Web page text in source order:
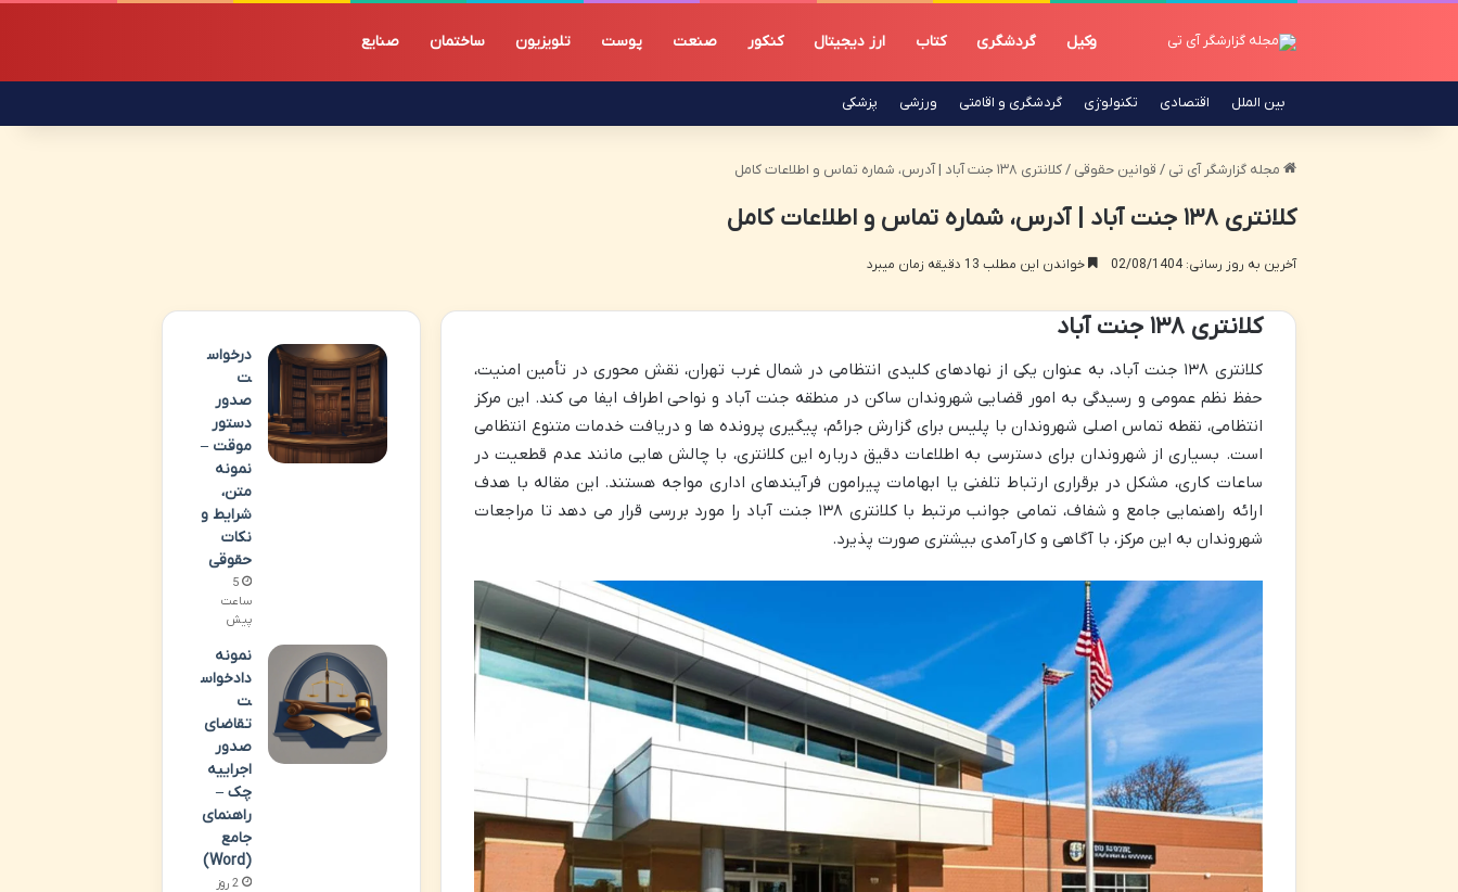
وکیل گردشگری کتاب ارز دیجیتال کنکور صنعت پوست تلویزیون ساختمان صنایع
بین الملل اقتصادی تکنولوژی گردشگری و اقامتی ورزشی پزشکی
مجله گزارشگر آی تی / قوانین حقوقی / کلانتری ۱۳۸ جنت آباد | آدرس، شماره تماس و اطلاعات کامل
کلانتری ۱۳۸ جنت آباد | آدرس، شماره تماس و اطلاعات کامل
آخرین به روز رسانی: 02/08/1404 خواندن این مطلب 13 دقیقه زمان میبرد
کلانتری ۱۳۸ جنت آباد
کلانتری ۱۳۸ جنت آباد، به عنوان یکی از نهادهای کلیدی انتظامی در شمال غرب تهران، نقش محوری در تأمین امنیت،
حفظ نظم عمومی و رسیدگی به امور قضایی شهروندان ساکن در منطقه جنت آباد و نواحی اطراف ایفا می کند. این مرکز
انتظامی، نقطه تماس اصلی شهروندان با پلیس برای گزارش جرائم، پیگیری پرونده ها و دریافت خدمات متنوع انتظامی
است. بسیاری از شهروندان برای دسترسی به اطلاعات دقیق درباره این کلانتری، با چالش هایی مانند عدم قطعیت در
ساعات کاری، مشکل در برقراری ارتباط تلفنی یا ابهامات پیرامون فرآیندهای اداری مواجه هستند. این مقاله با هدف
ارائه راهنمایی جامع و شفاف، تمامی جوانب مرتبط با کلانتری ۱۳۸ جنت آباد را مورد بررسی قرار می دهد تا مراجعات
شهروندان به این مرکز، با آگاهی و کارآمدی بیشتری صورت پذیرد.
درخواس
ت
صدور
دستور
موقت –
نمونه
متن،
شرایط و
نکات
حقوقی
5
ساعت
پیش
نمونه
دادخواس
ت
تقاضای
صدور
اجراییه
چک –
راهنمای
جامع
(Word)
2 روز